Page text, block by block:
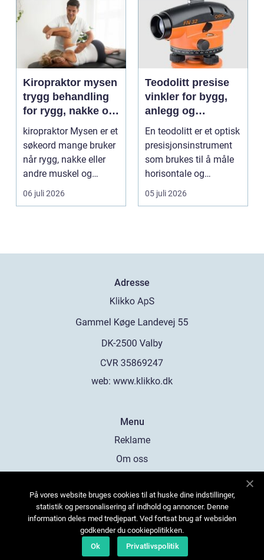
Kiropraktor mysen
trygg behandling
for rygg, nakke og
ledd
kiropraktor Mysen er et
søkeord mange bruker
når rygg, nakke eller
andre muskel og
leddplager begynn...
06 juli 2026
Teodolitt presise
vinkler for bygg,
anlegg og
kartlegging
En teodolitt er et optisk
presisjonsinstrument
som brukes til å måle
horisontale og
vertikale vinkle...
05 juli 2026
Adresse
web: www.klikko.dk
Menu
Reklame
Om oss
Kontakt Oss
Sitemap
På vores website bruges cookies til at huske dine indstillinger,
statistik og personalisering af indhold og annoncer. Denne
information deles med tredjepart. Ved fortsat brug af websiden
godkender du cookiepolitikken.
Ok
Privatlivspolitik